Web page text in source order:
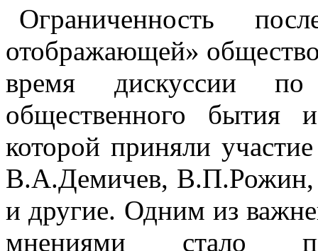
Ограниченность
отображающей»
время дискуссии
общественного бытия
которой приняли
В.А.Демичев,
и другие. Одним из
мнениями стало